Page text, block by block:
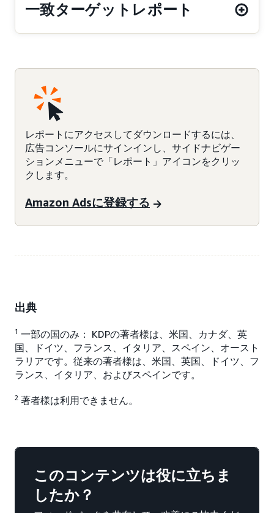
一致ターゲットレポート
レポートにアクセスしてダウンロードするには、
広告コンソールにサインインし、サイドナビゲー
ションメニューで「レポート」アイコンをクリッ
クします。
Amazon Adsに登録する
出典
1 一部の国のみ： KDPの著者様は、米国、カナダ、英
国、ドイツ、フランス、イタリア、スペイン、オースト
ラリアです。従来の著者様は、米国、英国、ドイツ、フ
ランス、イタリア、およびスペインです。
2 著者様は利用できません。
このコンテンツは役に立ちま
したか？